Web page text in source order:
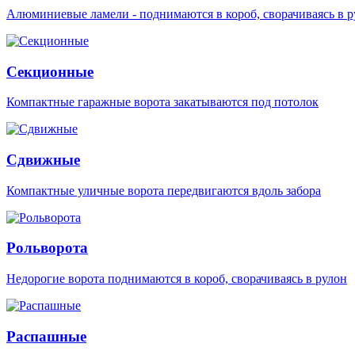
Алюминиевые ламели - поднимаются в короб, сворачиваясь в
Секционные
Компактные гаражные ворота закатываются под потолок
Сдвижные
Компактные уличные ворота передвигаются вдоль забора
Рольворота
Недорогие ворота поднимаются в короб, сворачиваясь в рулон
Распашные